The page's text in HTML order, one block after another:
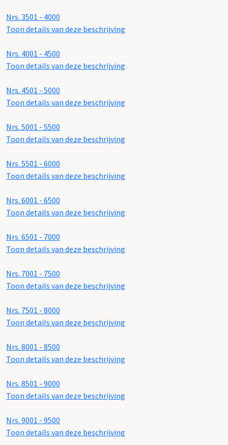
Nrs. 3501 - 4000
Toon details van deze beschrijving
Nrs. 4001 - 4500
Toon details van deze beschrijving
Nrs. 4501 - 5000
Toon details van deze beschrijving
Nrs. 5001 - 5500
Toon details van deze beschrijving
Nrs. 5501 - 6000
Toon details van deze beschrijving
Nrs. 6001 - 6500
Toon details van deze beschrijving
Nrs. 6501 - 7000
Toon details van deze beschrijving
Nrs. 7001 - 7500
Toon details van deze beschrijving
Nrs. 7501 - 8000
Toon details van deze beschrijving
Nrs. 8001 - 8500
Toon details van deze beschrijving
Nrs. 8501 - 9000
Toon details van deze beschrijving
Nrs. 9001 - 9500
Toon details van deze beschrijving